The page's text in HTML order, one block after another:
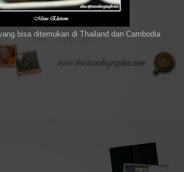
bisa ditemukan di Thailand dan Cambodia